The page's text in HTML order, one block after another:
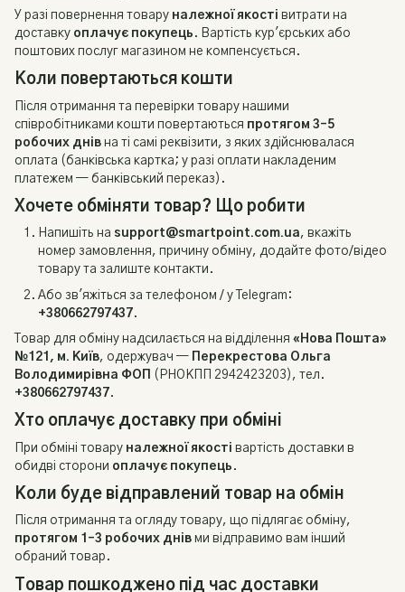
У разі повернення товару належної якості витрати на
доставку оплачує покупець . Вартість кур'єрських або
поштових послуг магазином не компенсується.
Коли повертаються кошти
Після отримання та перевірки товару нашими
співробітниками кошти повертаються протягом 3–5
робочих днів на ті самі реквізити, з яких здійснювалася
оплата (банківська картка; у разі оплати накладеним
платежем — банківський переказ).
Хочете обміняти товар? Що робити
Напишіть на support@smartpoint.com.ua, вкажіть
номер замовлення, причину обміну, додайте фото/відео
товару та залиште контакти.
Або зв'яжіться за телефоном / у Telegram:
+380662797437.
Товар для обміну надсилається на відділення «Нова Пошта»
№121, м. Київ, одержувач —
Перекрестова Ольга
Володимирівна ФОП
(РНОКПП 2942423203), тел.
+380662797437.
Хто оплачує доставку при обміні
При обміні товару належної якості вартість доставки в
обидві сторони оплачує покупець .
Коли буде відправлений товар на обмін
Після отримання та огляду товару, що підлягає обміну,
протягом 1–3 робочих днів ми відправимо вам інший
обраний товар.
Товар пошкоджено під час доставки